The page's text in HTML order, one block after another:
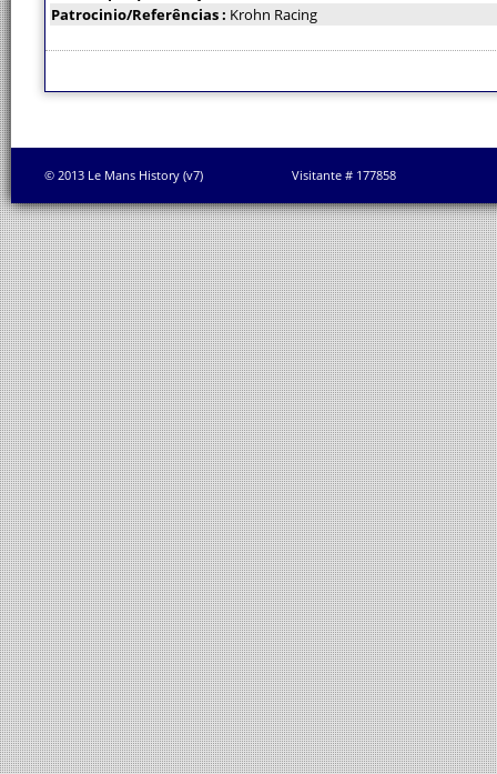
Patrocinio/Referências : Krohn Racing
© 2013 Le Mans History (v7) Visitante # 177858